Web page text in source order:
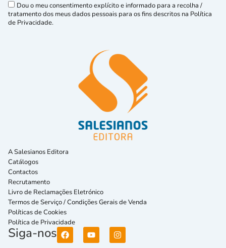
Dou o meu consentimento explícito e informado para a recolha /
tratamento dos meus dados pessoais para os fins descritos na Política
de Privacidade.
A Salesianos Editora
Catálogos
Contactos
Recrutamento
Livro de Reclamações Eletrónico
Termos de Serviço / Condições Gerais de Venda
Políticas de Cookies
Política de Privacidade
Siga-nos